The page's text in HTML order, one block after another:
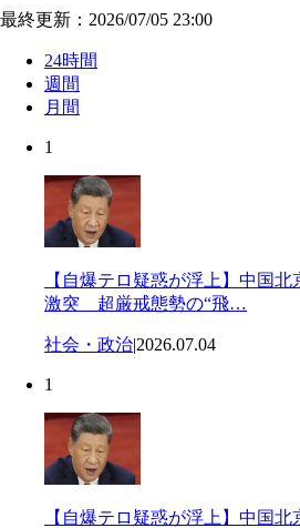
最終更新：2026/07/05 23:00
24時間
週間
月間
1
【自爆テロ疑惑が浮上】中国
激突 超厳戒態勢の“飛…
社会・政治|2026.07.04
1
【自爆テロ疑惑が浮上】中国